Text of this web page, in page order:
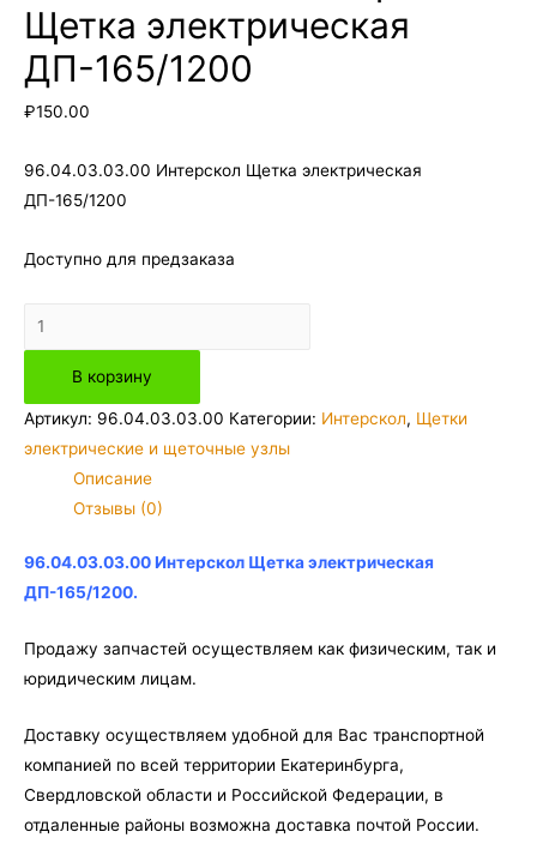
Щетка электрическая
ДП-165/1200
₽150.00
96.04.03.03.00 Интерскол Щетка электрическая
ДП-165/1200
Доступно для предзаказа
Количество
товара
96.04.03.03.00
Интерскол
В корзину
Артикул: 96.04.03.03.00 Категории: Интерскол, Щетки
электрические и щеточные узлы
Описание
Отзывы (0)
96.04.03.03.00 Интерскол Щетка электрическая
ДП-165/1200.
Продажу запчастей осуществляем как физическим, так и
юридическим лицам.
Доставку осуществляем удобной для Вас транспортной
компанией по всей территории Екатеринбурга,
Свердловской области и Российской Федерации, в
отдаленные районы возможна доставка почтой России.